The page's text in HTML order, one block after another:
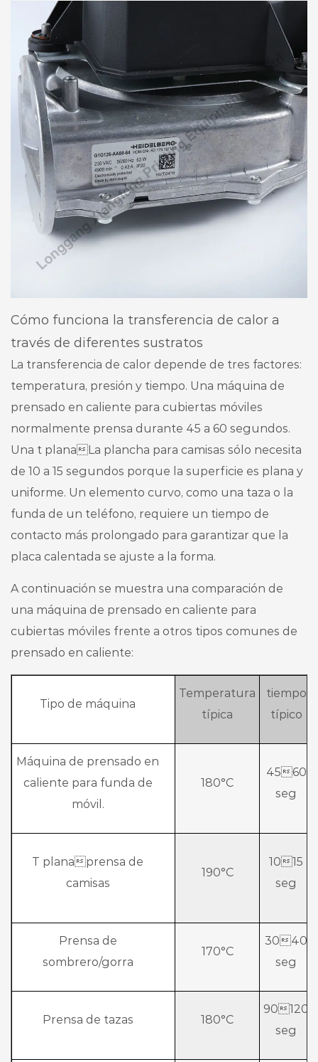
Cómo funciona la transferencia de calor a
través de diferentes sustratos
La transferencia de calor depende de tres factores:
temperatura, presión y tiempo. Una máquina de
prensado en caliente para cubiertas móviles
normalmente prensa durante 45 a 60 segundos.
Una t planaLa plancha para camisas sólo necesita
de 10 a 15 segundos porque la superficie es plana y
uniforme. Un elemento curvo, como una taza o la
funda de un teléfono, requiere un tiempo de
contacto más prolongado para garantizar que la
placa calentada se ajuste a la forma.
A continuación se muestra una comparación de
una máquina de prensado en caliente para
cubiertas móviles frente a otros tipos comunes de
prensado en caliente:
Tipo de máquina
Temperatura
típica
tiempo
típico
Máquina de prensado en
caliente para funda de
móvil.
180°C
4560
seg
T planaprensa de
camisas
190°C
1015
seg
Prensa de
sombrero/gorra
170°C
3040
seg
Prensa de tazas 180°C
90120
seg